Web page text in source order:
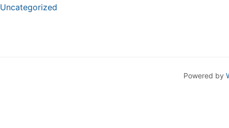
Uncategorized
Powered by